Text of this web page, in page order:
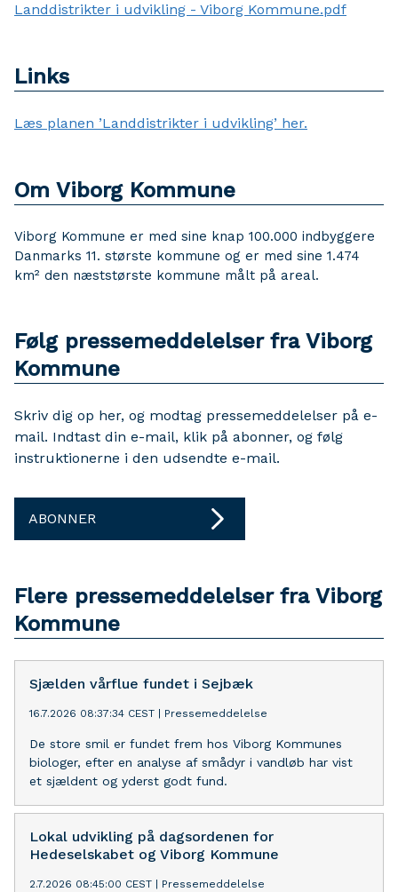
Landdistrikter i udvikling - Viborg Kommune.pdf
Links
Læs planen ’Landdistrikter i udvikling’ her.
Om Viborg Kommune
Viborg Kommune er med sine knap 100.000 indbyggere
Danmarks 11. største kommune og er med sine 1.474
km² den næststørste kommune målt på areal.
Følg pressemeddelelser fra Viborg
Kommune
Skriv dig op her, og modtag pressemeddelelser på e-
mail. Indtast din e-mail, klik på abonner, og følg
instruktionerne i den udsendte e-mail.
ABONNER
Flere pressemeddelelser fra Viborg
Kommune
Sjælden vårflue fundet i Sejbæk
16.7.2026 08:37:34 CEST Pressemeddelelse
De store smil er fundet frem hos Viborg Kommunes
biologer, efter en analyse af smådyr i vandløb har vist
et sjældent og yderst godt fund.
Lokal udvikling på dagsordenen for
Hedeselskabet og Viborg Kommune
2.7.2026 08:45:00 CEST Pressemeddelelse